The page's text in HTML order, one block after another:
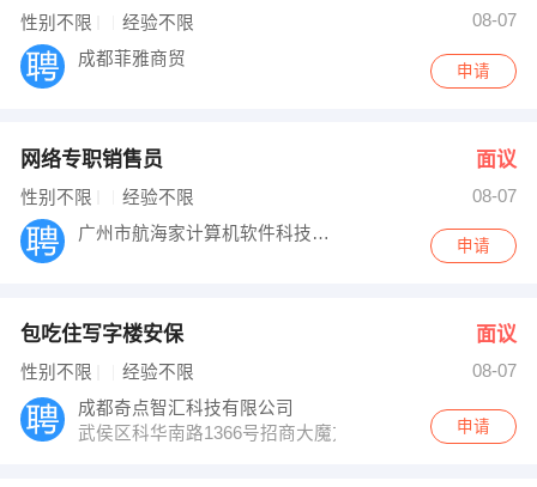
性别不限 经验不限
08-07
成都菲雅商贸
申请
网络专职销售员 面议
性别不限 经验不限
08-07
广州市航海家计算机软件科技发展有限公司绵
申请
包吃住写字楼安保 面议
性别不限 经验不限
08-07
成都奇点智汇科技有限公司
武侯区科华南路1366号招商大魔方
申请